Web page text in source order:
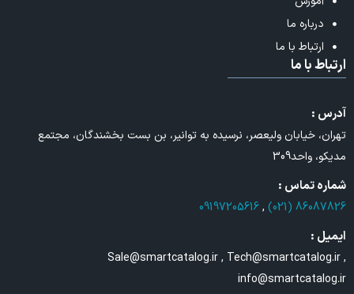
درباره ما
ارتباط با ما
ارتباط با ما
آدرس :
تهران، خیابان ولیعصر، نرسیده به توانیر، بن بست بخشندگان، مجتمع
مدیکو، واحد309
شماره تماس :
86087826 (021)
,
09197205616
ایمیل :
Sale@smartcatalog.ir , Tech@smartcatalog.ir ,
info@smartcatalog.ir